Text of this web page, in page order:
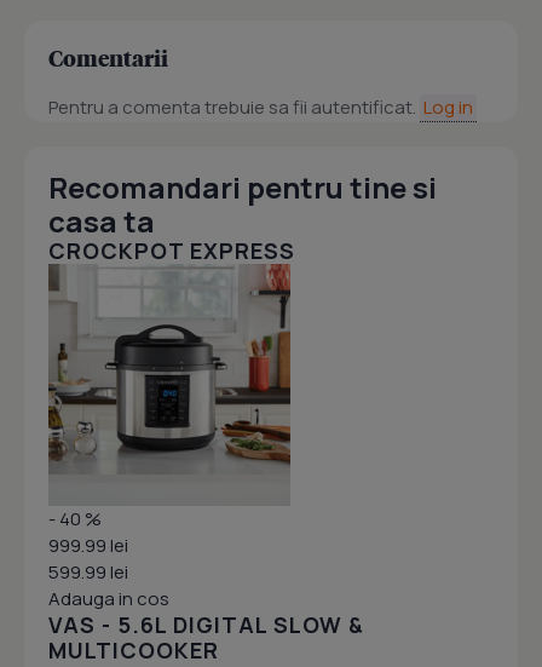
Comentarii
Pentru a comenta trebuie sa fii autentificat. Log in
Recomandari pentru tine si
casa ta
CROCKPOT EXPRESS
- 40 %
999.99 lei
599.99 lei
Adauga in cos
VAS - 5.6L DIGITAL SLOW &
MULTICOOKER